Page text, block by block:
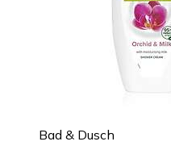
Bad & Dusch